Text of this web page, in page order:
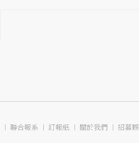
︱ 聯合報系 ︱ 訂報紙 ︱ 關於我們 ︱ 招募